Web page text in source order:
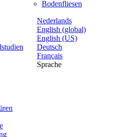
Nederlands
English (global)
English (US)
Deutsch
Français
Sprache
Bodenfliesen